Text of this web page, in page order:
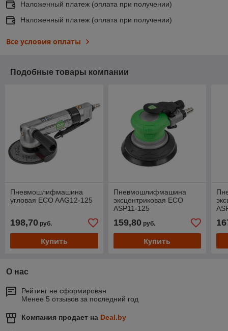
Наложенный платеж (оплата при получении)
Наложенный платеж (оплата при получении)
Все условия оплаты
Подобные товары компании
Пневмошлифмашина
угловая ECO AAG12-125
198,70 руб.
Купить
Пневмошлифмашина
эксцентриковая ECO
ASP11-125
159,80руб.
Купить
О нас
Рейтинг не сформирован
Менее 5 отзывов за последний год
Компания продает на Deal.by